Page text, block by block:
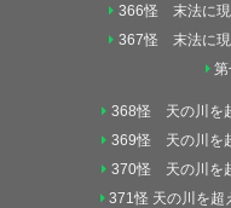
366怪 末法に現
367怪 末法に現
368怪 天の川を
369怪 天の川を
370怪 天の川を
371怪 天の川を